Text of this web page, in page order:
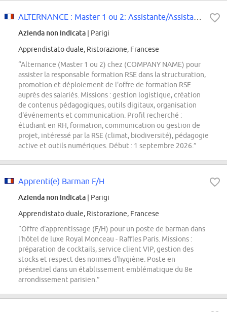
Azienda non indicata | Parigi
Apprendistato duale, Ristorazione, Francese
“Alternance (Master 1 ou 2) chez (COMPANY NAME) pour
assister la responsable formation RSE dans la structuration,
promotion et déploiement de l'offre de formation RSE
auprès des salariés. Missions : gestion logistique, création
de contenus pédagogiques, outils digitaux, organisation
d'événements et communication. Profil recherché :
étudiant en RH, formation, communication ou gestion de
projet, intéressé par la RSE (climat, biodiversité), pédagogie
active et outils numériques. Début : 1 septembre 2026.”
Apprenti(e) Barman F/H
Azienda non indicata | Parigi
Apprendistato duale, Ristorazione, Francese
“Offre d'apprentissage (F/H) pour un poste de barman dans
l'hôtel de luxe Royal Monceau - Raffles Paris. Missions :
préparation de cocktails, service client VIP, gestion des
stocks et respect des normes d'hygiène. Poste en
présentiel dans un établissement emblématique du 8e
arrondissement parisien.”